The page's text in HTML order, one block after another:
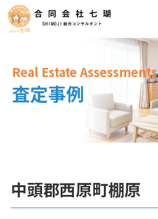
Real Estate Assessments
査定事例
中頭郡西原町棚原